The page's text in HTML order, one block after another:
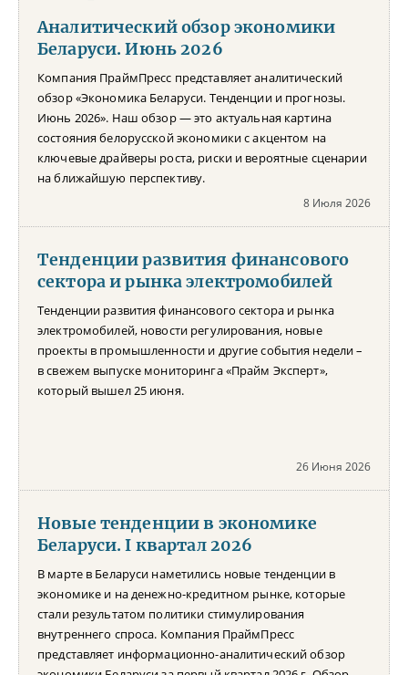
Аналитический обзор экономики
Беларуси. Июнь 2026
Компания ПраймПресс представляет аналитический
обзор «Экономика Беларуси. Тенденции и прогнозы.
Июнь 2026». Наш обзор — это актуальная картина
состояния белорусской экономики с акцентом на
ключевые драйверы роста, риски и вероятные сценарии
на ближайшую перспективу.
8 Июля 2026
Тенденции развития финансового
сектора и рынка электромобилей
Тенденции развития финансового сектора и рынка
электромобилей, новости регулирования, новые
проекты в промышленности и другие события недели –
в свежем выпуске мониторинга «Прайм Эксперт»,
который вышел 25 июня.
26 Июня 2026
Новые тенденции в экономике
Беларуси. I квартал 2026
В марте в Беларуси наметились новые тенденции в
экономике и на денежно-кредитном рынке, которые
стали результатом политики стимулирования
внутреннего спроса. Компания ПраймПресс
представляет информационно-аналитический обзор